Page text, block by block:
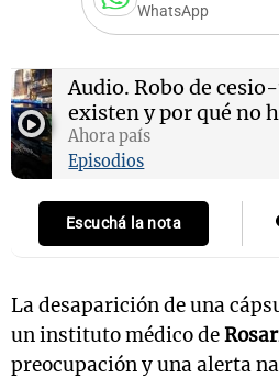
WhatsApp
Audio. Robo de
existen y por qué no
Ahora país
Episodios
Escuchá la nota
La desaparición de una
un instituto médico de
preocupación y una alerta